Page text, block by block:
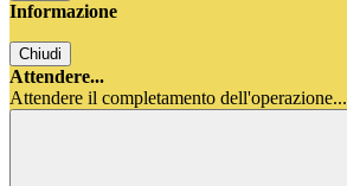
Informazione
Chiudi
Attendere...
Attendere il completamento dell'operazione...